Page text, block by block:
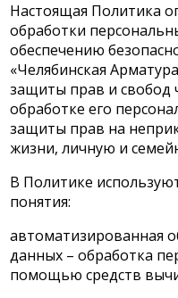
Настоящая Политика
обработки
обеспечению
«Челябинская
защиты прав и свобод
обработке его
защиты прав на
жизни, личную и
В Политике
понятия:
автоматизированная
данных – обработка
помощью средств